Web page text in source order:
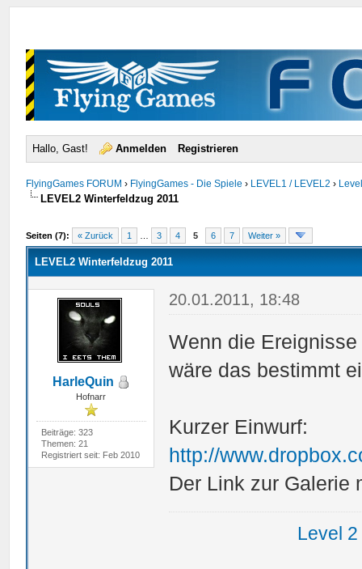
Hallo, Gast! Anmelden Registrieren
FlyingGames FORUM › FlyingGames - Die Spiele › LEVEL1 / LEVEL2 ›
LEVEL2 Winterfeldzug 2011
Seiten (7): « Zurück 1 3 4 5 6 7 Weiter »
LEVEL2 Winterfeldzug 2011
HarleQuin
Hofnarr
Beiträge: 323
Themen: 21
Registriert seit: Feb 2010
20.01.2011, 18:48
Wenn die
wäre das bestimmt
Kurzer Einwurf:
http://
Der Link zur Galerie
Level